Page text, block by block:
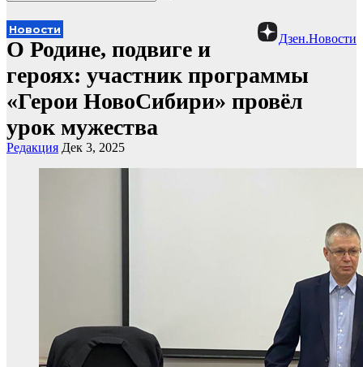
Дзен.Новости
Новости
О Родине, подвиге и
героях: участник программы
«Герои НовоСибири» провёл
урок мужества
Редакция Дек 3, 2025